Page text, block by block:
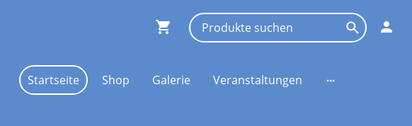
Startseite Shop Galerie Veranstaltungen